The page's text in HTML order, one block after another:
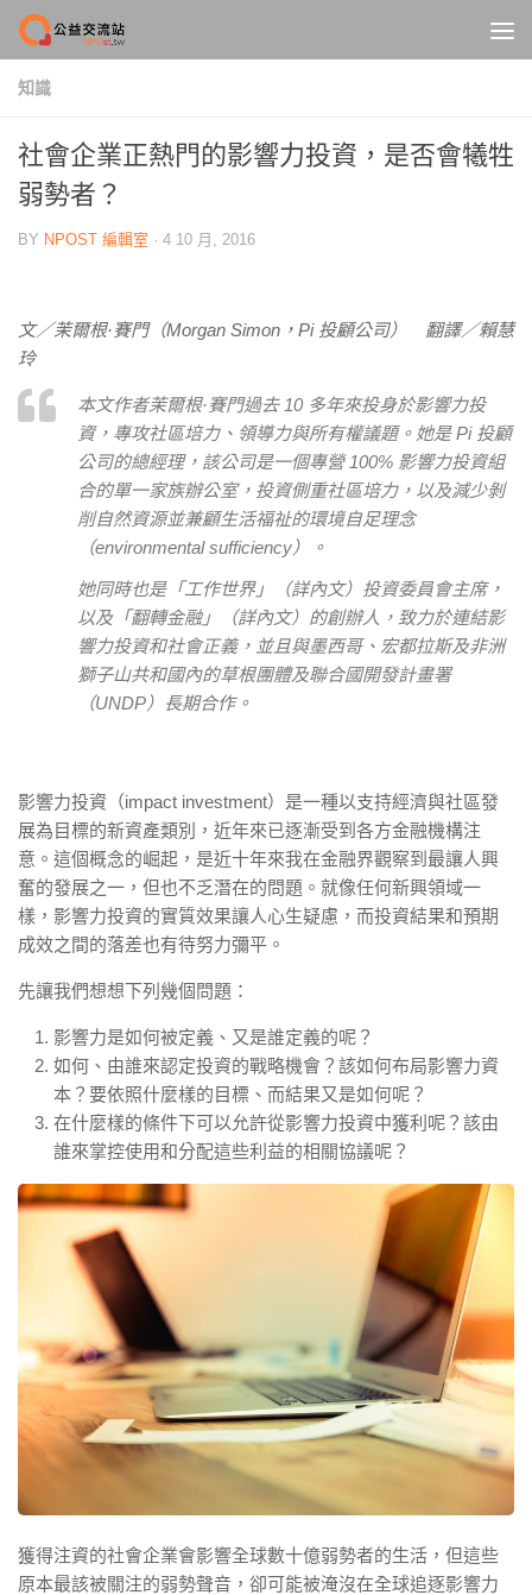
Skip to content
知識
社會企業正熱門的影響力投資，是否會犧牲
弱勢者？
BY NPOST 編輯室 · 4 10 月, 2016
文／茉爾根·賽門（Morgan Simon，Pi 投顧公司） 翻譯／賴慧
玲
本文作者茉爾根·賽門過去 10 多年來投身於影響力投
資，專攻社區培力、領導力與所有權議題。她是 Pi 投顧
公司的總經理，該公司是一個專營 100% 影響力投資組
合的單一家族辦公室，投資側重社區培力，以及減少剝
削自然資源並兼顧生活福祉的環境自足理念
（environmental sufficiency）。
她同時也是「工作世界」（詳內文）投資委員會主席，
以及「翻轉金融」（詳內文）的創辦人，致力於連結影
響力投資和社會正義，並且與墨西哥、宏都拉斯及非洲
獅子山共和國內的草根團體及聯合國開發計畫署
（UNDP）長期合作。
影響力投資（impact investment）是一種以支持經濟與社區發
展為目標的新資產類別，近年來已逐漸受到各方金融機構注
意。這個概念的崛起，是近十年來我在金融界觀察到最讓人興
奮的發展之一，但也不乏潛在的問題。就像任何新興領域一
樣，影響力投資的實質效果讓人心生疑慮，而投資結果和預期
成效之間的落差也有待努力彌平。
先讓我們想想下列幾個問題：
影響力是如何被定義、又是誰定義的呢？
如何、由誰來認定投資的戰略機會？該如何布局影響力資
本？要依照什麼樣的目標、而結果又是如何呢？
在什麼樣的條件下可以允許從影響力投資中獲利呢？該由
誰來掌控使用和分配這些利益的相關協議呢？
獲得注資的社會企業會影響全球數十億弱勢者的生活，但這些
原本最該被關注的弱勢聲音，卻可能被淹沒在全球追逐影響力